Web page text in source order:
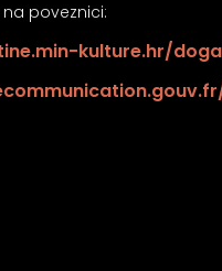
poveznici:
kulture.hr/